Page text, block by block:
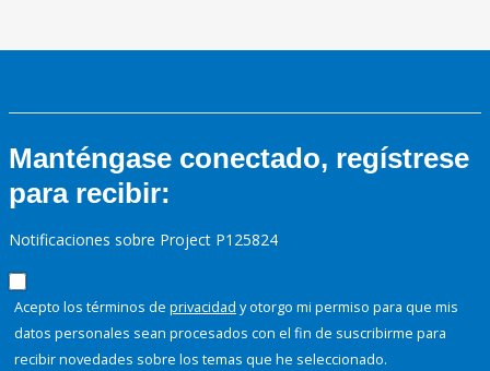
Manténgase conectado, regístrese
para recibir:
Notificaciones sobre Project P125824
Acepto los términos de privacidad y otorgo mi permiso para que mis
datos personales sean procesados con el fin de suscribirme para
recibir novedades sobre los temas que he seleccionado.